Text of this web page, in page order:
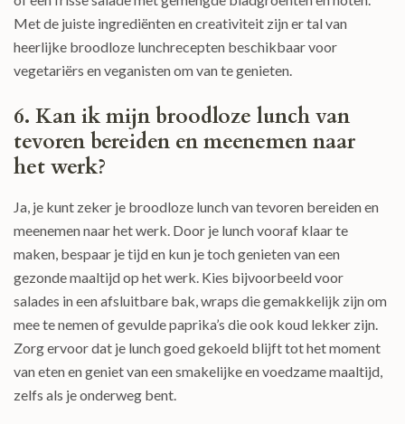
Met de juiste ingrediënten en creativiteit zijn er tal van
heerlijke broodloze lunchrecepten beschikbaar voor
vegetariërs en veganisten om van te genieten.
6. Kan ik mijn broodloze lunch van
tevoren bereiden en meenemen naar
het werk?
Ja, je kunt zeker je broodloze lunch van tevoren bereiden en
meenemen naar het werk. Door je lunch vooraf klaar te
maken, bespaar je tijd en kun je toch genieten van een
gezonde maaltijd op het werk. Kies bijvoorbeeld voor
salades in een afsluitbare bak, wraps die gemakkelijk zijn om
mee te nemen of gevulde paprika’s die ook koud lekker zijn.
Zorg ervoor dat je lunch goed gekoeld blijft tot het moment
van eten en geniet van een smakelijke en voedzame maaltijd,
zelfs als je onderweg bent.